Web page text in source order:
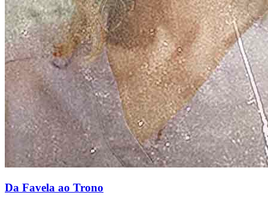
Da Favela ao Trono